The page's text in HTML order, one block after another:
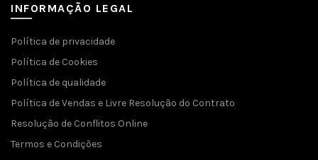
INFORMAÇÃO LEGAL
Política de privacidade
Política de Cookies
Política de qualidade
Política de Vendas e Livre Resolução do Contrato
Resolução de Conflitos Online
Termos e Condições